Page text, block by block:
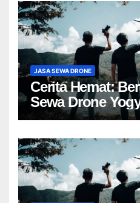
JASA SEWA DRONE
Cerita Hemat:
Sewa Drone